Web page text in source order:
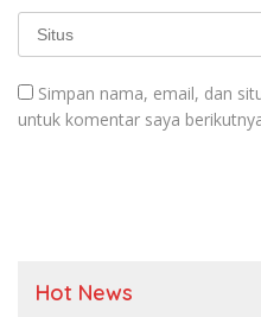
Simpan nama, email, dan
untuk komentar saya
Hot News